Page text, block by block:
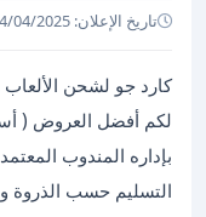
تاريخ الإعلان: 24/04/2025
كارد جو لشحن الألعاب
لكم أفضل العروض (
بإداره المندوب
التسليم حسب الذروة